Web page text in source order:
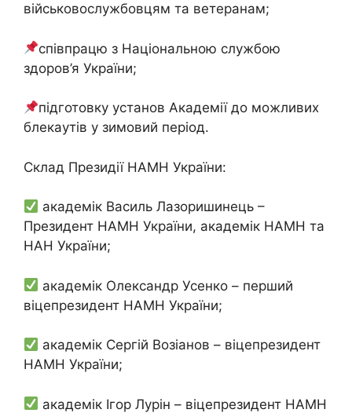
військовослужбовцям та ветеранам;
співпрацю з Національною службою
здоров’я України;
підготовку установ Академії до можливих
блекаутів у зимовий період.
Склад Президії НАМН України:
академік Василь Лазоришинець –
Президент НАМН України, академік НАМН та
НАН України;
академік Олександр Усенко – перший
віцепрезидент НАМН України;
академік Сергій Возіанов – віцепрезидент
НАМН України;
академік Ігор Лурін – віцепрезидент НАМН